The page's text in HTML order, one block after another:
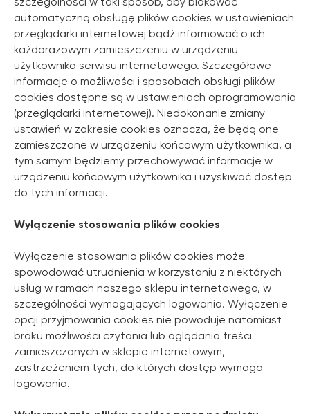
automatyczną obsługę plików cookies w ustawieniach
przeglądarki internetowej bądź informować o ich
każdorazowym zamieszczeniu w urządzeniu
użytkownika serwisu internetowego. Szczegółowe
informacje o możliwości i sposobach obsługi plików
cookies dostępne są w ustawieniach oprogramowania
(przeglądarki internetowej). Niedokonanie zmiany
ustawień w zakresie cookies oznacza, że będą one
zamieszczone w urządzeniu końcowym użytkownika, a
tym samym będziemy przechowywać informacje w
urządzeniu końcowym użytkownika i uzyskiwać dostęp
do tych informacji.
Wyłączenie stosowania plików cookies
Wyłączenie stosowania plików cookies może
spowodować utrudnienia w korzystaniu z niektórych
usług w ramach naszego sklepu internetowego, w
szczególności wymagających logowania. Wyłączenie
opcji przyjmowania cookies nie powoduje natomiast
braku możliwości czytania lub oglądania treści
zamieszczanych w sklepie internetowym,
zastrzeżeniem tych, do których dostęp wymaga
logowania.
zemits.co.uk
zemits.be
zemits.es
zemits.it
zemits.com
zemits.de
zemits.biz.tr
a-esthetic.co.uk
aestetyka.pl